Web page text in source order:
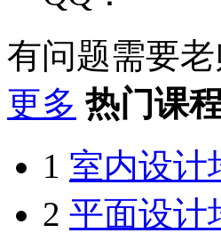
有问题需要
更多 热门课
1 室内设计
2 平面设计